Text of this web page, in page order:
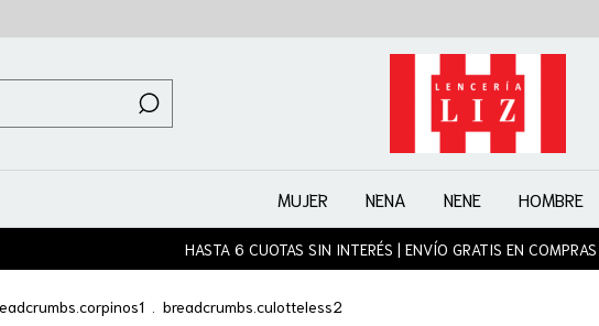
MUJER NENA NENE HOMBRE
HASTA 6 CUOTAS SIN INTERÉS | ENVÍO GRATIS EN
breadcrumbs.culotteless2